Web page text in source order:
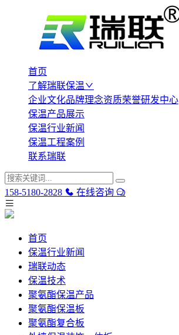
首页
了解瑞联保温
企业文化品牌理念资质荣誉研发中心
保温产品展示
保温行业新闻
保温工程案例
联系瑞联
158-5180-2828 在线咨询
首页
保温行业新闻
瑞联动态
保温技术
聚氨酯保温产品
聚氨酯保温板
聚氨酯复合板